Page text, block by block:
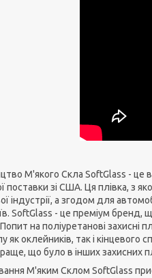
М'якого Скла SoftGlass - це
поставки зі США. Ця плівка, з
індустрії, а згодом для
SoftGlass - це преміум бренд,
на поліуретанові захисні
як оклейників, так і
що було в інших захисних
М'яким Склом SoftGlass